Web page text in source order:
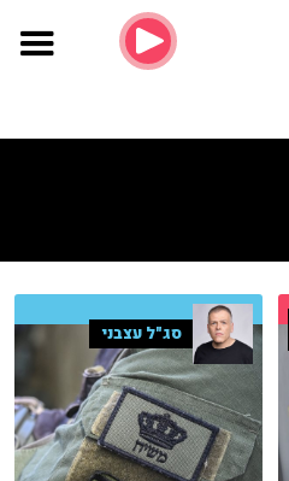
סג"ל עצבני